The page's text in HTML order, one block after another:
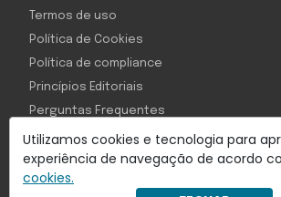
Utilizamos cookies e tecnologia para
experiência de navegação de acordo
cookies.
Com inteligência e tecnologia:
Termos de uso
Política de Cookies
Política de compliance
Princípios Editoriais
Perguntas Frequentes